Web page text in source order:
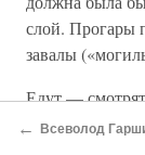
слой. Прогары
завалы
Едут —
какого цвета
←